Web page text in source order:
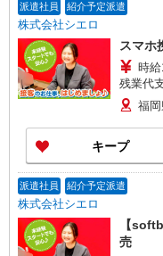
派遣社員 紹介予定派遣
株式会社シエロ
スマホ
時
残業代
+゜・
万円支給(規定有) お友
ィブ支給(規定有) ★月
有）★
福
キープ
派遣社員 紹介予定派遣
株式会社シエロ
【
売